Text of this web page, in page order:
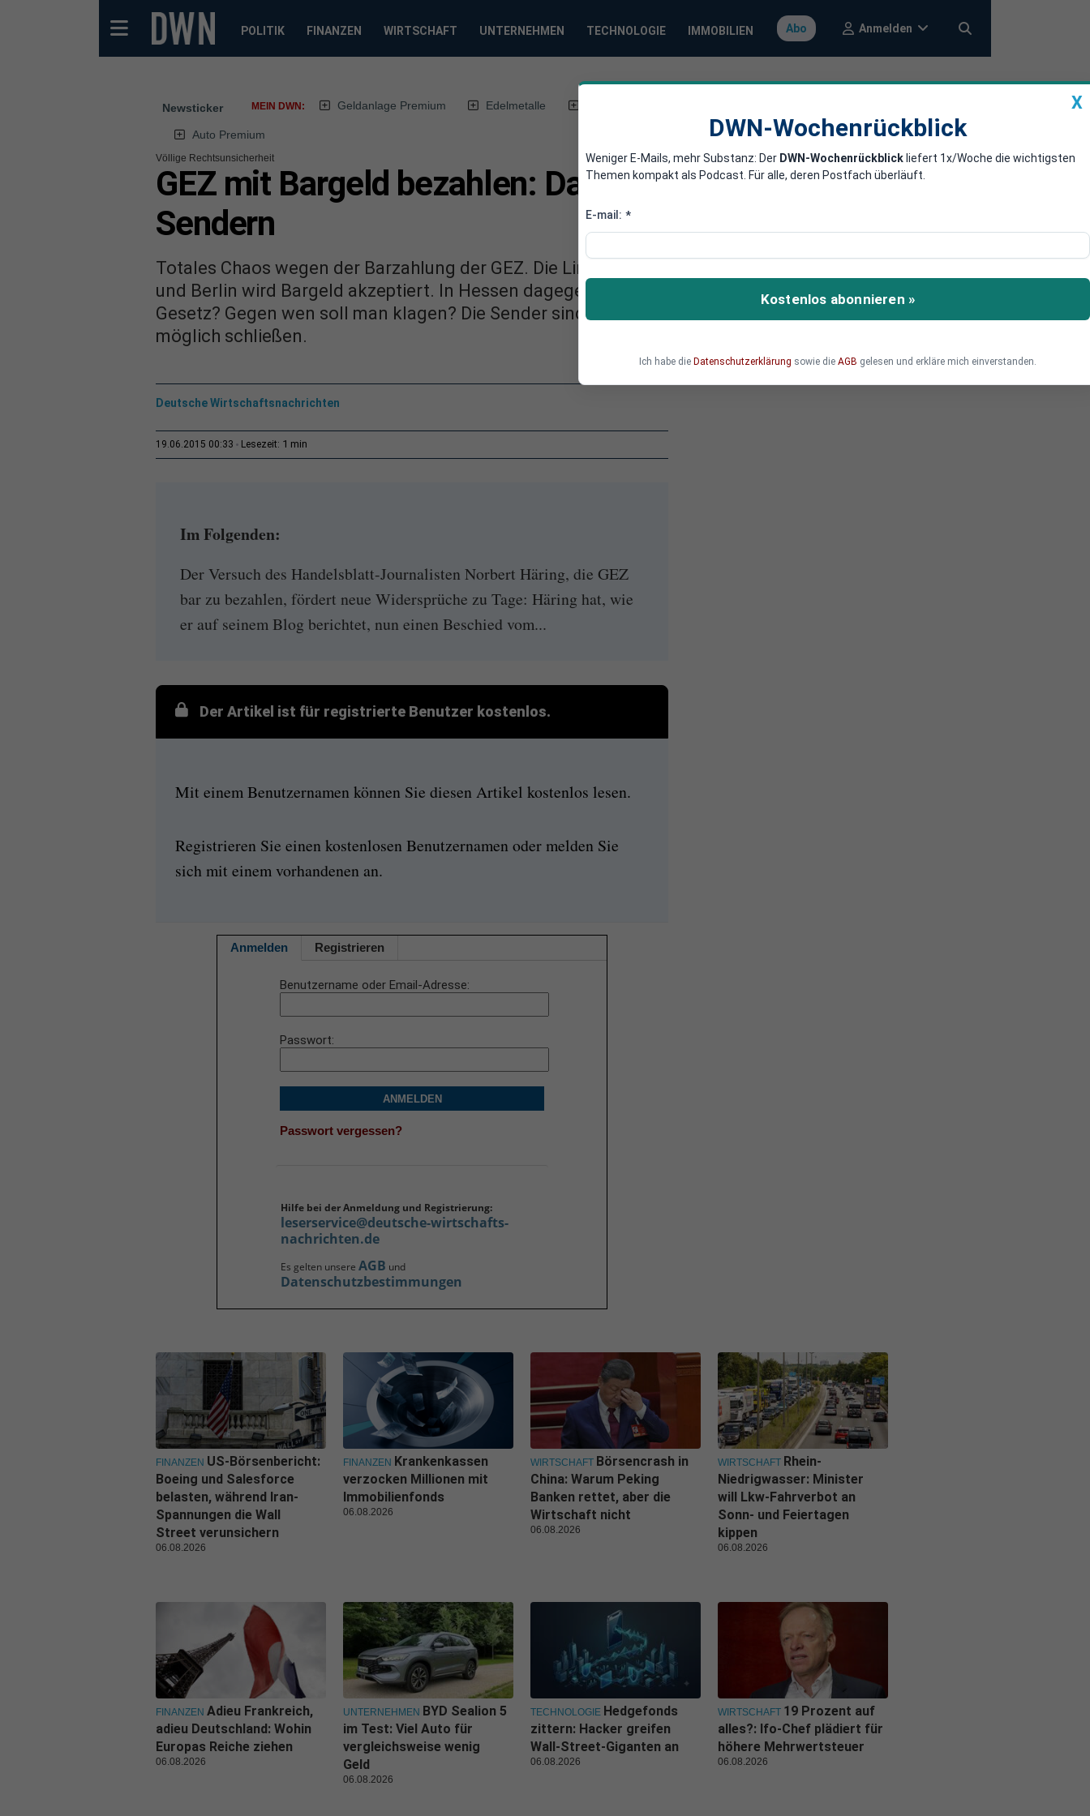
POLITIK FINANZEN WIRTSCHAFT UNTERNEHMEN TECHNOLOGIE IMMOBILIEN Abo Anmelden
Newsticker MEIN DWN: Geldanlage Premium Edelmetalle
Auto Premium
Völlige Rechtsunsicherheit
GEZ mit Bargeld bezahlen: Das totale Chaos bei den
Sendern
Totales Chaos wegen der Barzahlung der GEZ. Die Linke weiß nicht, was die Rechte tut: In Köln
und Berlin wird Bargeld akzeptiert. In Hessen dagegen wird es abgelehnt. Wer bricht nun das
Gesetz? Gegen wen soll man klagen? Die Sender sind nervös und wollen die Lücke so schnell als
möglich schließen.
Deutsche Wirtschaftsnachrichten
19.06.2015 00:33 Lesezeit: 1 min
Im Folgenden:
Der Versuch des Handelsblatt-Journalisten Norbert Häring, die GEZ
bar zu bezahlen, fördert neue Widersprüche zu Tage: Häring hat, wie
er auf seinem Blog berichtet, nun einen Beschied vom...
Der Artikel ist für registrierte Benutzer kostenlos.
Mit einem Benutzernamen können Sie diesen Artikel kostenlos lesen.
Registrieren Sie einen kostenlosen Benutzernamen oder melden Sie
sich mit einem vorhandenen an.
Anmelden Registrieren
Benutzername oder Email-Adresse
Passwort
ANMELDEN
Passwort vergessen?
Hilfe bei der Anmeldung und Registrierung:
leserservice@deutsche-wirtschafts-
nachrichten.de
Es gelten unsere AGB und
Datenschutzbestimmungen
X
DWN-Wochenrückblick
Weniger E-Mails, mehr Substanz: Der DWN-Wochenrückblick liefert 1x/Woche die wichtigsten
Themen kompakt als Podcast. Für alle, deren Postfach überläuft.
E-mail: *
Kostenlos abonnieren »
Ich habe die Datenschutzerklärung sowie die AGB gelesen und erkläre mich einverstanden.
FINANZEN US-Börsenbericht:
Boeing und Salesforce
belasten, während Iran-
Spannungen die Wall
Street verunsichern
06.08.2026
FINANZEN Krankenkassen
verzocken Millionen mit
Immobilienfonds
06.08.2026
WIRTSCHAFT Börsencrash in
China: Warum Peking
Banken rettet, aber die
Wirtschaft nicht
06.08.2026
WIRTSCHAFT Rhein-
Niedrigwasser: Minister
will Lkw-Fahrverbot an
Sonn- und Feiertagen
kippen
06.08.2026
FINANZEN Adieu Frankreich,
adieu Deutschland: Wohin
Europas Reiche ziehen
06.08.2026
UNTERNEHMEN BYD Sealion 5
im Test: Viel Auto für
vergleichsweise wenig
Geld
06.08.2026
TECHNOLOGIE Hedgefonds
zittern: Hacker greifen
Wall-Street-Giganten an
06.08.2026
WIRTSCHAFT 19 Prozent auf
alles?: Ifo-Chef plädiert für
höhere Mehrwertsteuer
06.08.2026